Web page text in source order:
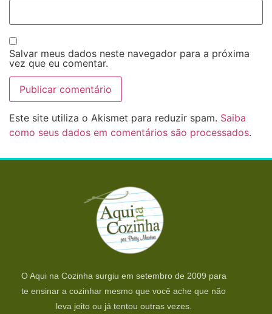
Salvar meus dados neste navegador para a próxima
vez que eu comentar.
Este site utiliza o Akismet para reduzir spam. Saiba
como seus dados em comentários são processados.
O Aqui na Cozinha surgiu em setembro de 2009 para
te ensinar a cozinhar mesmo que você ache que não
leva jeito ou já tentou outras vezes.